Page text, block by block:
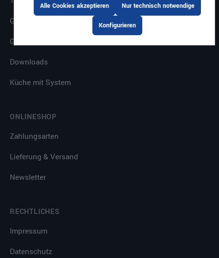
Gastrostore
Großküchenplanung
Downloads
Küche mit System
ONLINESHOP
Zahlungsarten
Lieferung & Versand
Newsletter
RECHTLICHES
Impressum
Datenschutz
Nur technisch notwendige
Konfigurieren
Alle Cookies akzeptieren